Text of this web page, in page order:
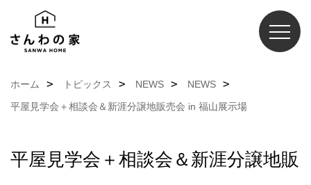
ホーム トピックス NEWS
NEWS
平屋見学会＋相談会＆新涯分譲地販売会 in 福山展示場
平屋見学会＋相談会＆新涯分譲地販